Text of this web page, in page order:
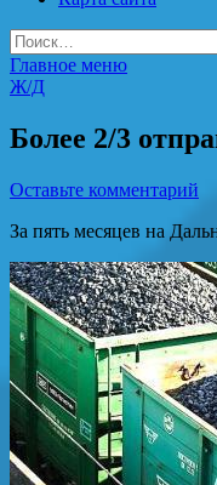
Найти:
Главное меню
Ж/Д
Более 2/3
Оставьте комментарий
За пять месяцев на